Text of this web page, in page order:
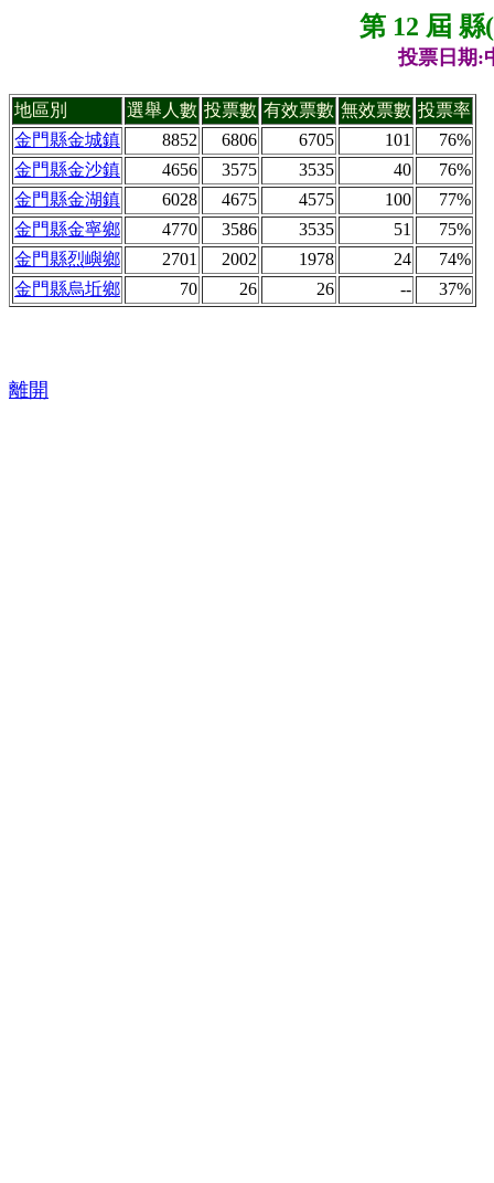
第 12 屆
投票日期:
地區別 選舉人數 投票數 有效票數 無效票數 投票率
金門縣金城鎮
8852 6806 6705 101
76%
金門縣金沙鎮
4656 3575 3535 40
76%
金門縣金湖鎮
6028 4675 4575 100
77%
金門縣金寧鄉
4770 3586 3535 51
75%
金門縣烈嶼鄉
2701 2002 1978 24
74%
金門縣烏坵鄉
70 26 26 -- 37%
離開